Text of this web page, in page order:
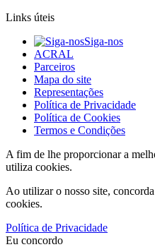
Links úteis
Siga-nos
ACRAL
Parceiros
Mapa do site
Representações
Política de Privacidade
Política de Cookies
Termos e Condições
A fim de lhe proporcionar a
utiliza cookies.
Ao utilizar o nosso site,
cookies.
Política de Privacidade
Eu concordo